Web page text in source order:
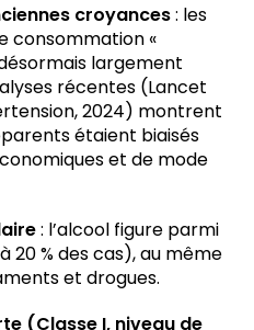
croyances: les
consommation «
largement
récentes (Lancet
2024) montrent
étaient biaisés
et de mode
: l’alcool figure parmi
20 % des cas), au même
et drogues.
(Classe I, niveau de